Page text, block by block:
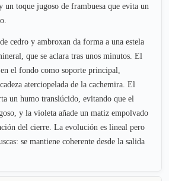
un toque jugoso de frambuesa que evita un
cedro y ambroxan da forma a una estela
que se aclara tras unos minutos. El
el fondo como soporte principal,
aterciopelada de la cachemira. El
un humo translúcido, evitando que el
y la violeta añade un matiz empolvado
del cierre. La evolución es lineal pero
se mantiene coherente desde la salida